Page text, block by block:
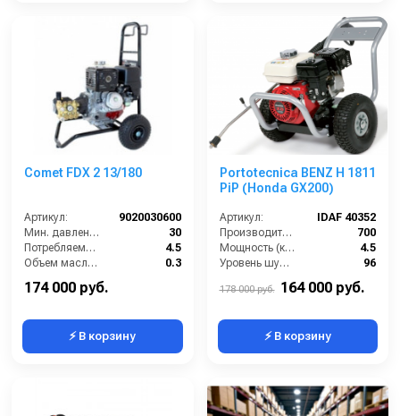
Comet FDX 2 13/180
Артикул:
9020030600
Мин. давление (бар):
30
Потребляемая мощность (Вт):
4.5
Объем масла для насоса (л):
0.3
174 000 руб.
⚡ В корзину
Portotecnica BENZ H 1811
PiP (Honda GX200)
Артикул:
IDAF 40352
Производительность (л/ч):
700
Мощность (кВт):
4.5
Уровень шума (дБ):
96
178 000 руб. 164 000 руб.
⚡ В корзину